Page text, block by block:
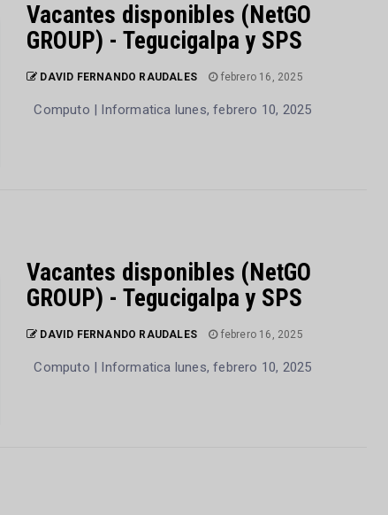
Vacantes disponibles (NetGO
GROUP) - Tegucigalpa y SPS
DAVID FERNANDO RAUDALES febrero 16, 2025
Computo | Informatica lunes, febrero 10, 2025
Vacantes disponibles (NetGO
GROUP) - Tegucigalpa y SPS
DAVID FERNANDO RAUDALES febrero 16, 2025
Computo | Informatica lunes, febrero 10, 2025